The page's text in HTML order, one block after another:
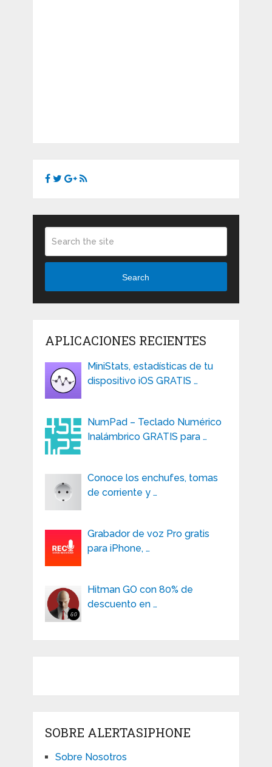
Search
APLICACIONES RECIENTES
MiniStats, estadísticas de tu
dispositivo iOS GRATIS …
NumPad – Teclado Numérico
Inalámbrico GRATIS para …
Conoce los enchufes, tomas
de corriente y …
Grabador de voz Pro gratis
para iPhone, …
Hitman GO con 80% de
descuento en …
SOBRE ALERTASIPHONE
Sobre Nosotros